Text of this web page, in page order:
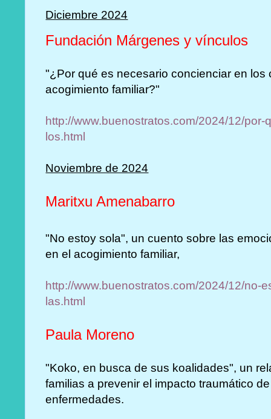
Diciembre 2024
Fundación Márgenes y vínculos
"¿Por qué es necesario concienciar en los
acogimiento familiar?"
http://www.buenostratos.com/2024/12/
los.html
Noviembre de 2024
Maritxu Amenabarro
"No estoy sola", un cuento sobre las
en el acogimiento familiar,
http://www.buenostratos.com/2024/12/no-
las.html
Paula Moreno
"Koko, en busca de sus koalidades", un
familias a prevenir el impacto traumático
enfermedades.